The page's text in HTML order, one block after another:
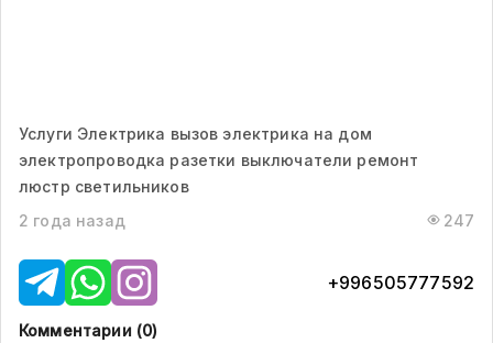
Услуги Электрика вызов электрика на дом
электропроводка разетки выключатели ремонт
люстр светильников
2 года назад
247
+996505777592
Комментарии (0)